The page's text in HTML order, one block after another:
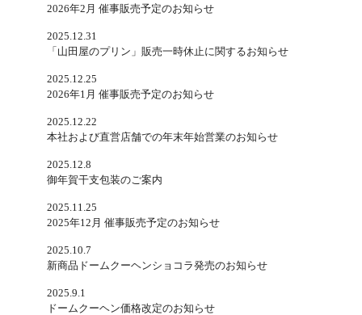
2026年2月 催事販売予定のお知らせ
2025.12.31
「山田屋のプリン」販売一時休止に関するお知らせ
2025.12.25
2026年1月 催事販売予定のお知らせ
2025.12.22
本社および直営店舗での年末年始営業のお知らせ
2025.12.8
御年賀干支包装のご案内
2025.11.25
2025年12月 催事販売予定のお知らせ
2025.10.7
新商品ドームクーヘンショコラ発売のお知らせ
2025.9.1
ドームクーヘン価格改定のお知らせ